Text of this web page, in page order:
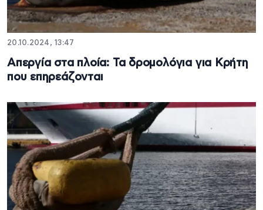
20.10.2024, 13:47
Απεργία στα πλοία: Τα δρομολόγια για Κρήτη
που επηρεάζονται